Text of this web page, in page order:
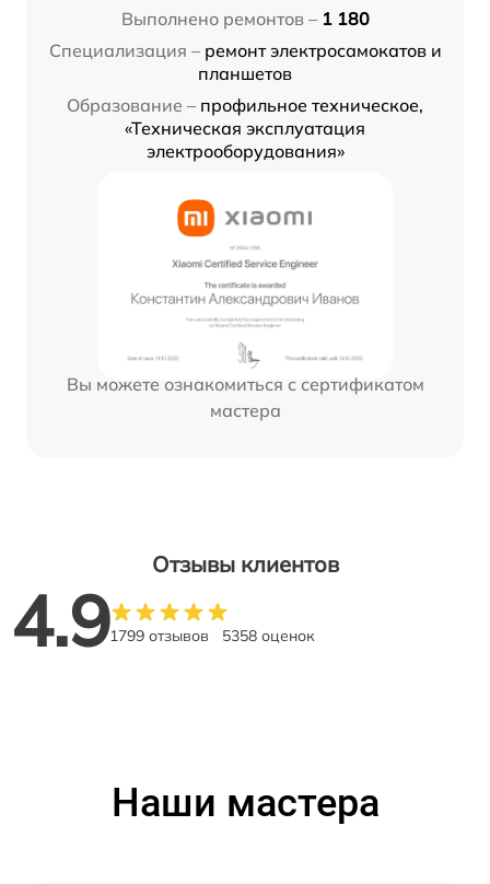
Выполнено ремонтов – 1 180
Специализация – ремонт электросамокатов и
планшетов
Образование – профильное техническое,
«Техническая эксплуатация
электрооборудования»
Вы можете ознакомиться с сертификатом
мастера
Отзывы клиентов
4.91799 отзывов 5358 оценок
Наши мастера